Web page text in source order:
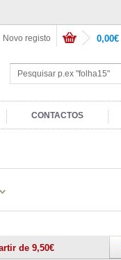
0,00€
Novo registo
CONTACTOS
de 9,50€